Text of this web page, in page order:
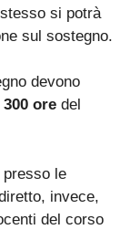
si potrà
sul sostegno.
devono
300 ore del
presso le
invece,
del corso